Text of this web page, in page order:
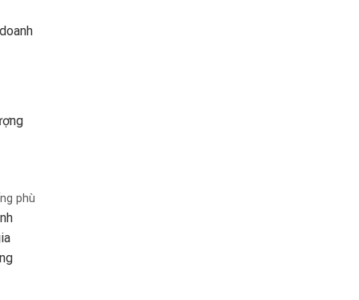
phù